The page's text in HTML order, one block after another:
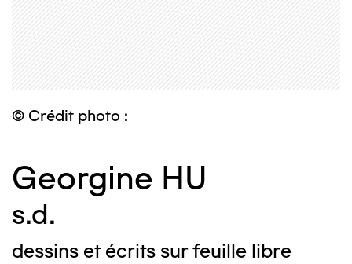
© Crédit photo :
Georgine HU
s.d.
dessins et écrits sur feuille libre